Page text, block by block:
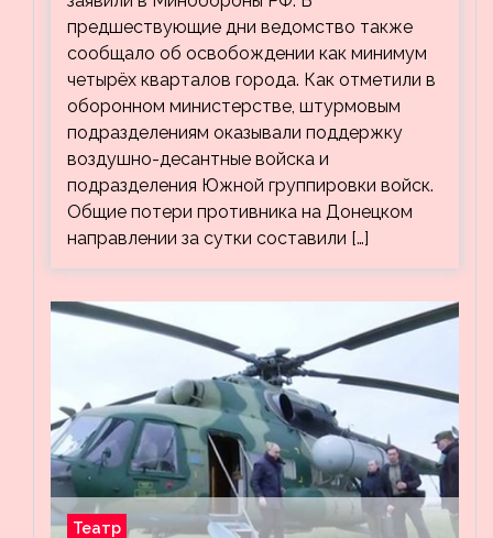
предшествующие дни ведомство также
сообщало об освобождении как минимум
четырёх кварталов города. Как отметили в
оборонном министерстве, штурмовым
подразделениям оказывали поддержку
воздушно-десантные войска и
подразделения Южной группировки войск.
Общие потери противника на Донецком
направлении за сутки составили […]
Театр